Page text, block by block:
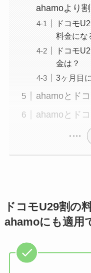
ahamoより
ドコモ
料金にな
ドコモ
金は？
3ヶ月目
ahamoとド
ahamoとド
ドコモU29割の
ahamoにも適用